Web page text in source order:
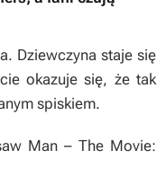
Dziewczyna staje się
okazuje się, że tak
spiskiem.
Man – The Movie: